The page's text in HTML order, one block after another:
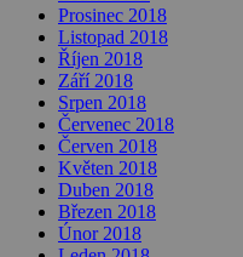
Prosinec 2018
Listopad 2018
Říjen 2018
Září 2018
Srpen 2018
Červenec 2018
Červen 2018
Květen 2018
Duben 2018
Březen 2018
Únor 2018